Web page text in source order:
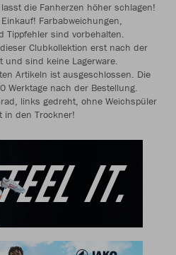
die Fanherzen höher schlagen!
Farbabweichungen,
Tippfehler sind vorbehalten.
Clubkollektion erst nach der
und sind keine Lagerware.
Artikeln ist ausgeschlossen. Die
Werktage nach der Bestellung.
links gedreht, ohne Weichspüler
in den Trockner!